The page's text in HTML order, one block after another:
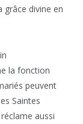
grâce divine en
la fonction
peuvent
Saintes
aussi